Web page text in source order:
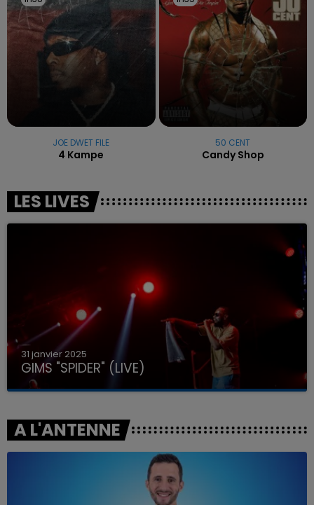
JOE DWET FILE
4 Kampe
50 CENT
Candy Shop
LES LIVES
31 janvier 2025
GIMS "SPIDER" (LIVE)
A L'ANTENNE